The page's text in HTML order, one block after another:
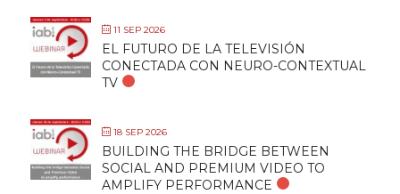
11 SEP 2026
EL FUTURO DE LA TELEVISIÓN
CONECTADA CON NEURO-CONTEXTUAL
TV
18 SEP 2026
BUILDING THE BRIDGE BETWEEN
SOCIAL AND PREMIUM VIDEO TO
AMPLIFY PERFORMANCE